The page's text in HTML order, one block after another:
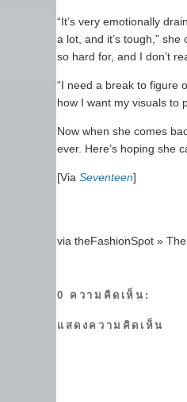
“It’s very emotionally
a lot, and it’s tough,”
so hard for, and I don’t
“I need a break to figure
how I want my visuals to
Now when she comes
ever. Here’s hoping she
[Via Seventeen]
via theFashionSpot »
0 ความคิดเห็น:
แสดงความคิดเห็น